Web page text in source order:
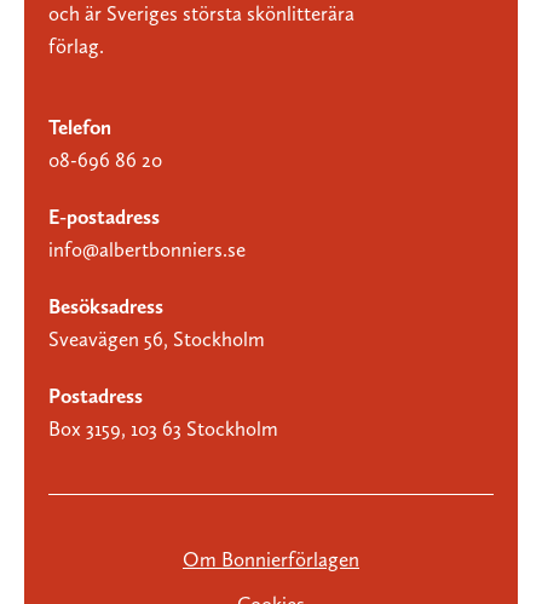
och är Sveriges största skönlitterära
förlag.
Telefon
08-696 86 20
E-postadress
info@albertbonniers.se
Besöksadress
Sveavägen 56, Stockholm
Postadress
Box 3159, 103 63 Stockholm
Om Bonnierförlagen